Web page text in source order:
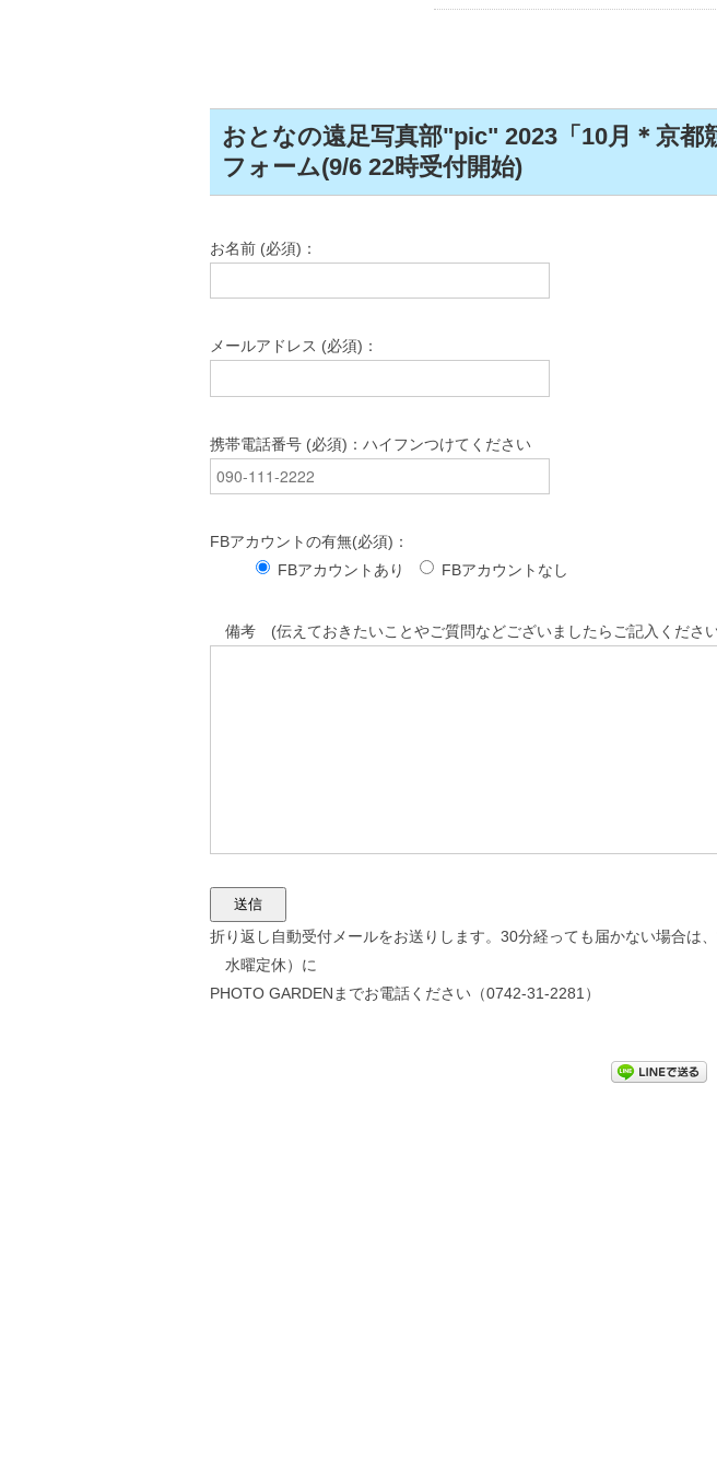
おとなの遠足写真部"pic" 2023「10月＊京都
フォーム(9/6 22時受付開始)
お名前 (必須)：
メールアドレス (必須)：
携帯電話番号 (必須)：ハイフンつけてください
FBアカウントの有無(必須)：
FBアカウントあり
FBアカウントなし
備考 (伝えておきたいことやご質問などございましたらご記入くださ
折り返し自動受付メールをお送りします。30分経っても届かない場合は
水曜定休）に
PHOTO GARDENまでお電話ください（0742-31-2281）